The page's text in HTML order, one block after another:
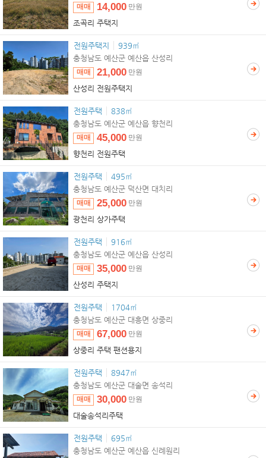
조곡리 주택지
매매 14,000 만원
전원주택지 939㎡
산성리 전원주택지
매매 21,000 만원
충청남도 예산군 예산읍 산성리
전원주택 838㎡
향천리 전원주택
매매 45,000 만원
충청남도 예산군 예산읍 향천리
전원주택 495㎡
광천리 상가주택
매매 25,000 만원
충청남도 예산군 덕산면 대치리
전원주택 916㎡
산성리 주택지
매매 35,000 만원
충청남도 예산군 예산읍 산성리
전원주택 1704㎡
상중리 주택 팬션용지
매매 67,000 만원
충청남도 예산군 대흥면 상중리
전원주택 8947㎡
대술송석리주택
매매 30,000 만원
충청남도 예산군 대술면 송석리
전원주택 695㎡
충청남도 예산군 예산읍 신례원리